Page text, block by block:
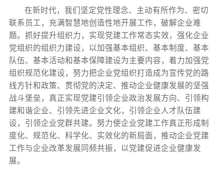
在新时代，我们坚定党性理念、主动有所作为、密切
联系员工，充满智慧地创造性地开展工作，破解企业难
题。抓好提升组织力，实现党建工作常态实效，强化企业
党组织的组织力建设，以加强基本组织、基本制度、基本
队伍、基本活动和基本保障建设为主要内容，着力加强党
组织规范化建设，努力把企业党组织打造成为宣传党的路
线方针和政策、贯彻党的决定、推动企业健康发展的坚强
战斗堡垒，真正实现党建引领企业政治发展方向、引领构
建和谐企业、引领先进企业文化，引领企业人才队伍建
设，引领企业党群共建。努力使企业党建工作真正形成制
度化、规范化、科学化、实效化的新局面，推动企业党建
工作与企业改革发展同频共振，以党建促进企业健康发
展。